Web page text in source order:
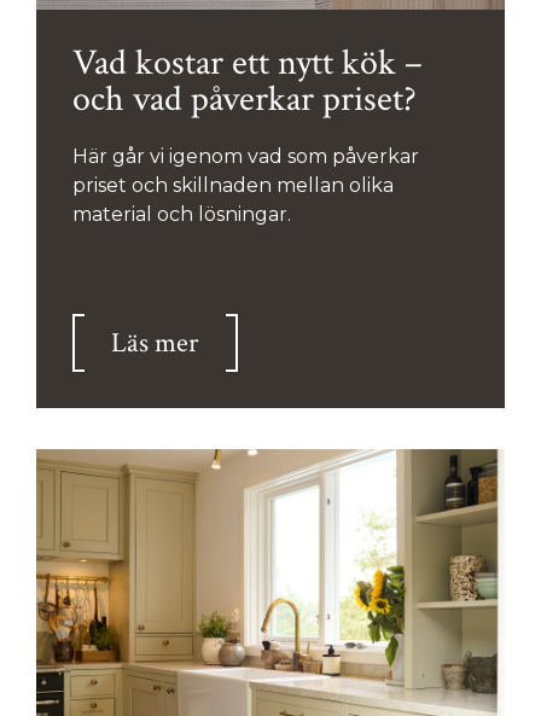
Vad kostar ett nytt kök –
och vad påverkar priset?
Här går vi igenom vad som påverkar
priset och skillnaden mellan olika
material och lösningar.
Läs mer